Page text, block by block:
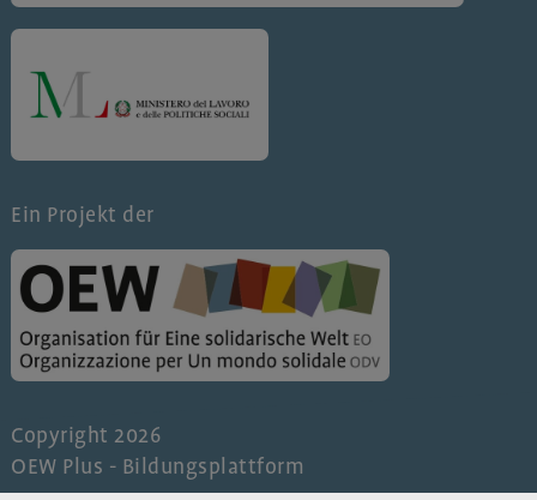
Ein Projekt der
Copyright 2026
OEW Plus - Bildungsplattform